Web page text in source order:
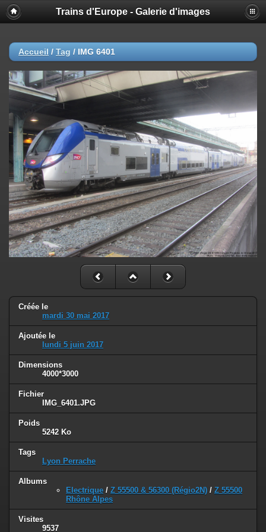
Trains d'Europe - Galerie d'images
Accueil / Tag / IMG 6401
Créée le
mardi 30 mai 2017
Ajoutée le
lundi 5 juin 2017
Dimensions
4000*3000
Fichier
IMG_6401.JPG
Poids
5242 Ko
Tags
Lyon Perrache
Albums
Electrique / Z 55500 & 56300 (Régio2N) / Z 55500
Rhône Alpes
Visites
9537